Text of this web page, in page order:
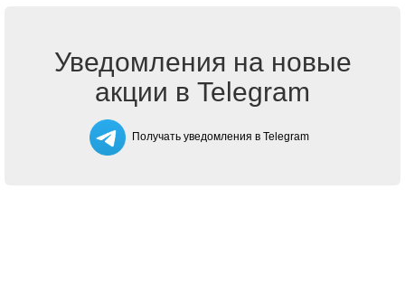
Уведомления на новые
акции в Telegram
Получать уведомления в Telegram